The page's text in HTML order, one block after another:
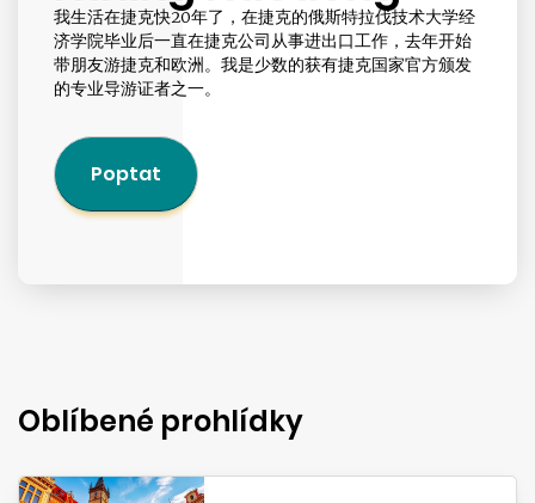
我生活在捷克快20年了，在捷克的俄斯特拉伐技术大学经
济学院毕业后一直在捷克公司从事进出口工作，去年开始
带朋友游捷克和欧洲。我是少数的获有捷克国家官方颁发
的专业导游证者之一。
Poptat
Oblíbené prohlídky